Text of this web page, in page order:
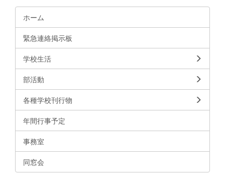
ホーム
緊急連絡掲示板
学校生活
部活動
各種学校刊行物
年間行事予定
事務室
同窓会